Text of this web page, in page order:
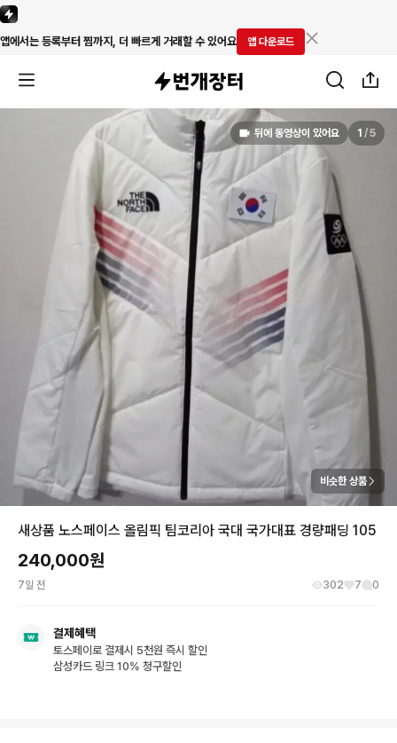
앱에서는 등록부터 찜까지, 더 빠르게 거래할 수 있어요 앱 다운로드
뒤에 동영상이 있어요 1 /5
비슷한 상품
새상품 노스페이스 올림픽 팀코리아 국대 국가대표 경량패딩 105
240,000원
7일 전 302 7 0
결제혜택
토스페이로 결제시 5천원 즉시 할인
삼성카드 링크 10% 청구할인